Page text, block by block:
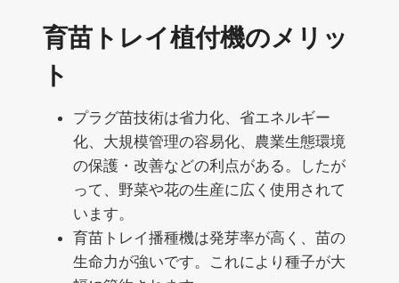
育苗トレイ植付機のメリッ
ト
プラグ苗技術は省力化、省エネルギー
化、大規模管理の容易化、農業生態環境
の保護・改善などの利点がある。したが
って、野菜や花の生産に広く使用されて
います。
育苗トレイ播種機は発芽率が高く、苗の
生命力が強いです。これにより種子が大